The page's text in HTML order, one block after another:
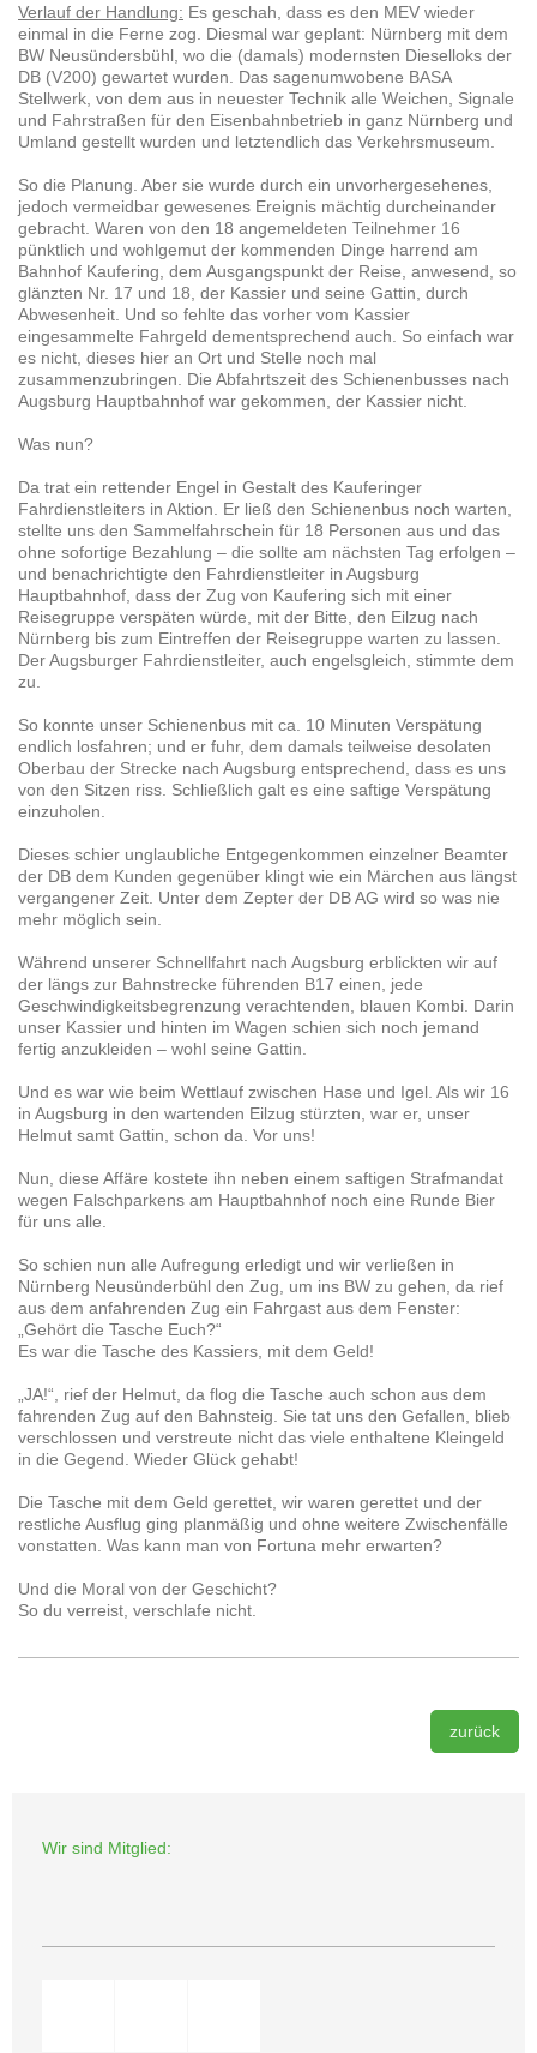
Verlauf der Handlung: Es geschah, dass es den MEV wieder
einmal in die Ferne zog. Diesmal war geplant: Nürnberg mit dem
BW Neusündersbühl, wo die (damals) modernsten Dieselloks der
DB (V200) gewartet wurden. Das sagenumwobene BASA
Stellwerk, von dem aus in neuester Technik alle Weichen, Signale
und Fahrstraßen für den Eisenbahnbetrieb in ganz Nürnberg und
Umland gestellt wurden und letztendlich das Verkehrsmuseum.
So die Planung. Aber sie wurde durch ein unvorhergesehenes,
jedoch vermeidbar gewesenes Ereignis mächtig durcheinander
gebracht. Waren von den 18 angemeldeten Teilnehmer 16
pünktlich und wohlgemut der kommenden Dinge harrend am
Bahnhof Kaufering, dem Ausgangspunkt der Reise, anwesend, so
glänzten Nr. 17 und 18, der Kassier und seine Gattin, durch
Abwesenheit. Und so fehlte das vorher vom Kassier
eingesammelte Fahrgeld dementsprechend auch. So einfach war
es nicht, dieses hier an Ort und Stelle noch mal
zusammenzubringen. Die Abfahrtszeit des Schienenbusses nach
Augsburg Hauptbahnhof war gekommen, der Kassier nicht.
Was nun?
Da trat ein rettender Engel in Gestalt des Kauferinger
Fahrdienstleiters in Aktion. Er ließ den Schienenbus noch warten,
stellte uns den Sammelfahrschein für 18 Personen aus und das
ohne sofortige Bezahlung – die sollte am nächsten Tag erfolgen –
und benachrichtigte den Fahrdienstleiter in Augsburg
Hauptbahnhof, dass der Zug von Kaufering sich mit einer
Reisegruppe verspäten würde, mit der Bitte, den Eilzug nach
Nürnberg bis zum Eintreffen der Reisegruppe warten zu lassen.
Der Augsburger Fahrdienstleiter, auch engelsgleich, stimmte dem
zu.
So konnte unser Schienenbus mit ca. 10 Minuten Verspätung
endlich losfahren; und er fuhr, dem damals teilweise desolaten
Oberbau der Strecke nach Augsburg entsprechend, dass es uns
von den Sitzen riss. Schließlich galt es eine saftige Verspätung
einzuholen.
Dieses schier unglaubliche Entgegenkommen einzelner Beamter
der DB dem Kunden gegenüber klingt wie ein Märchen aus längst
vergangener Zeit. Unter dem Zepter der DB AG wird so was nie
mehr möglich sein.
Während unserer Schnellfahrt nach Augsburg erblickten wir auf
der längs zur Bahnstrecke führenden B17 einen, jede
Geschwindigkeitsbegrenzung verachtenden, blauen Kombi. Darin
unser Kassier und hinten im Wagen schien sich noch jemand
fertig anzukleiden – wohl seine Gattin.
Und es war wie beim Wettlauf zwischen Hase und Igel. Als wir 16
in Augsburg in den wartenden Eilzug stürzten, war er, unser
Helmut samt Gattin, schon da. Vor uns!
Nun, diese Affäre kostete ihn neben einem saftigen Strafmandat
wegen Falschparkens am Hauptbahnhof noch eine Runde Bier
für uns alle.
So schien nun alle Aufregung erledigt und wir verließen in
Nürnberg Neusünderbühl den Zug, um ins BW zu gehen, da rief
aus dem anfahrenden Zug ein Fahrgast aus dem Fenster:
„Gehört die Tasche Euch?“
Es war die Tasche des Kassiers, mit dem Geld!
„JA!“, rief der Helmut, da flog die Tasche auch schon aus dem
fahrenden Zug auf den Bahnsteig. Sie tat uns den Gefallen, blieb
verschlossen und verstreute nicht das viele enthaltene Kleingeld
in die Gegend. Wieder Glück gehabt!
Die Tasche mit dem Geld gerettet, wir waren gerettet und der
restliche Ausflug ging planmäßig und ohne weitere Zwischenfälle
vonstatten. Was kann man von Fortuna mehr erwarten?
Und die Moral von der Geschicht?
So du verreist, verschlafe nicht.
zurück
Wir sind Mitglied: